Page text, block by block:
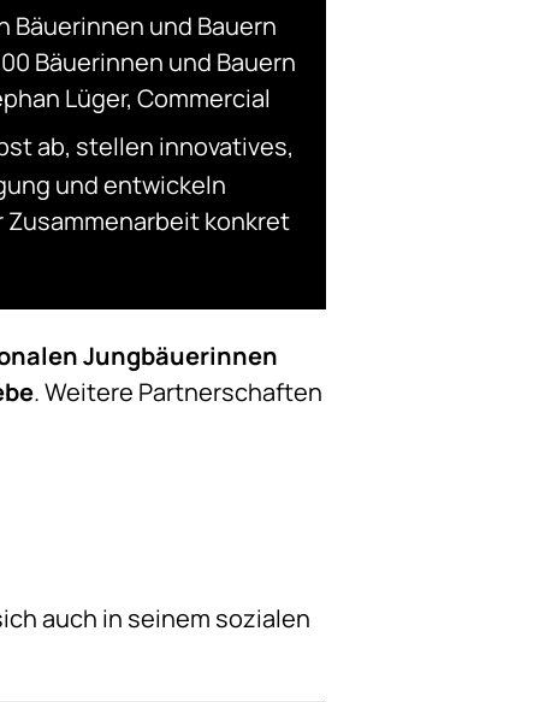
und Bauern
Bäuerinnen und Bauern
Lüger, Commercial
ab, stellen innovatives,
und entwickeln
konkret
Jungbäuerinnen
. Weitere Partnerschaften
auch in seinem sozialen